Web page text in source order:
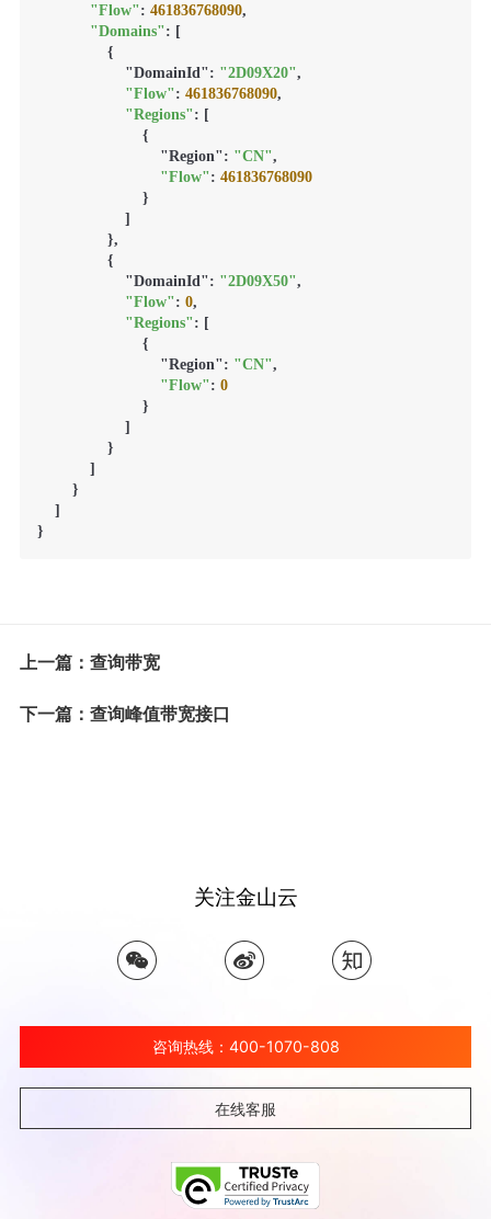
"Flow": 461836768090,
"Domains": [
                {
                    "DomainId":
"2D09X20",
"Flow": 461836768090,
"Regions": [
                        {
                            "Region":
"CN",
"Flow": 461836768090
                        }
                    ]
                },
                {
                    "DomainId":
"2D09X50",
"Flow": 0,
"Regions": [
                        {
                            "Region":
"CN",
"Flow": 0
                        }
                    ]
                }
            ]
        }
    ]
上一篇：查询带宽
下一篇：查询峰值带宽接口
关注金山云
咨询热线：400-1070-808
在线客服